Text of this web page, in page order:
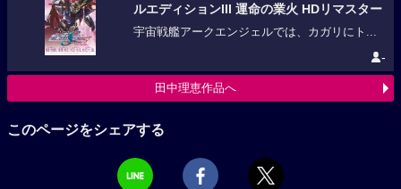
ルエディションIII 運命の業火 HDリマスター
宇宙戦艦アークエンジェルでは、カガリにト...
-
田中理恵作品へ
このページをシェアする